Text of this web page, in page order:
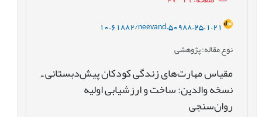
10.61882/neevand.50988.25.1.21
نوع مقاله: پژوهشی
مقیاس مهارت‌های زندگی کودکان پیش‌دبستانی ـ
نسخه والدین: ساخت و ارزشیابی اولیه
روان‌سنجی